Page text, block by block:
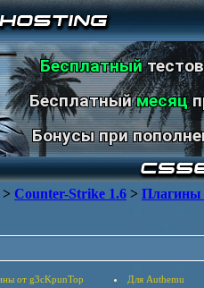
Бесплатный
Бесплатныймесяц
Бонусы при
> Counter-Strike 1.6 > Плагины
от g3cKpunTop Для Authemu